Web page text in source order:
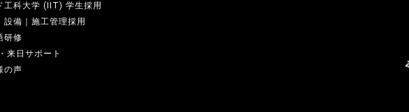
工科大学 (IIT) 学生採用
設備｜施工管理採用
研修
来日サポート
の声